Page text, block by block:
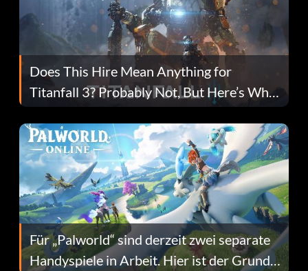
Does This Hire Mean Anything for
Titanfall 3? Probably Not, But Here’s Why
Fans Are Hopeful
Für „Palworld“ sind derzeit zwei separate
Handyspiele in Arbeit. Hier ist der Grund